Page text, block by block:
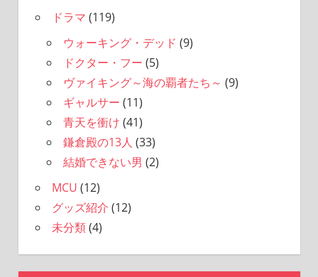
ドラマ (119)
ウォーキング・デッド (9)
ドクター・フー (5)
ヴァイキング～海の覇者たち～ (9)
ギャルサー (11)
青天を衝け (41)
鎌倉殿の13人 (33)
結婚できない男 (2)
MCU (12)
グッズ紹介 (12)
未分類(4)